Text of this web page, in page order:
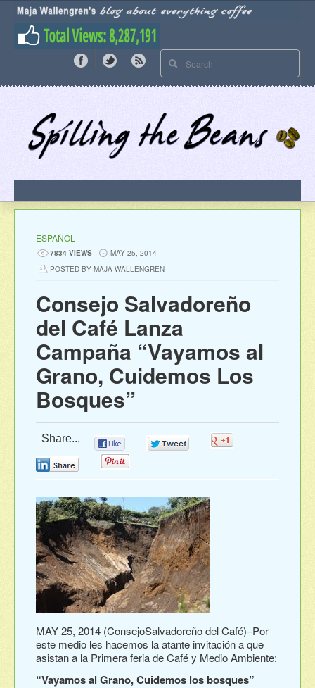
ESPAÑOL
7834 VIEWS
MAY 25, 2014
POSTED BY MAJA WALLENGREN
Consejo Salvadoreño
del Café Lanza
Campaña “Vayamos al
Grano, Cuidemos Los
Bosques”
Share...
MAY 25, 2014 (ConsejoSalvadoreño del Café)–Por
este medio les hacemos la atante invitación a que
asistan a la Primera feria de Café y Medio Ambiente:
“Vayamos al Grano, Cuidemos los bosques”